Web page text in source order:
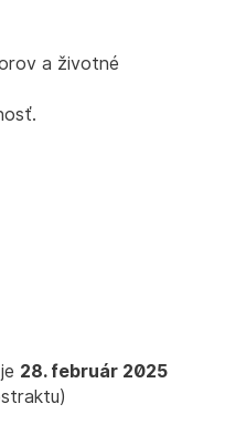
a životné
28. február 2025